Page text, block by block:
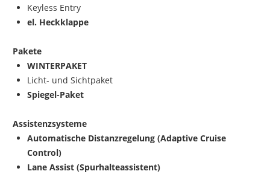
Keyless Entry
el. Heckklappe
Pakete
WINTERPAKET
Licht- und Sichtpaket
Spiegel-Paket
Assistenzsysteme
Automatische Distanzregelung (Adaptive Cruise
Control)
Lane Assist (Spurhalteassistent)